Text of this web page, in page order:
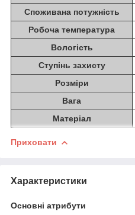
Споживана потужність
Робоча температура
Вологість
Ступінь захисту
Розміри
Вага
Матеріал
Приховати
Характеристики
Основні атрибути